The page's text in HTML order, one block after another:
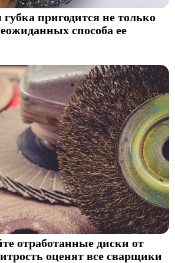
пригодится не только
способа ее
отработанные диски от
оценят все сварщики